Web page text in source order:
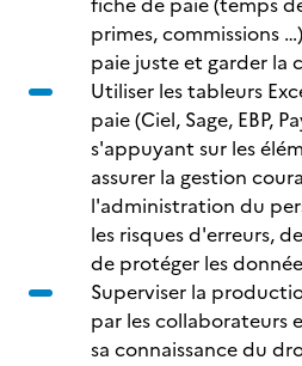
primes, commissions
paie juste et garder la
Utiliser les tableurs
paie (Ciel, Sage, EBP,
s'appuyant sur les
assurer la gestion
l'administration du
les risques d'erreurs,
de protéger les
Superviser la
par les collaborateurs
sa connaissance du